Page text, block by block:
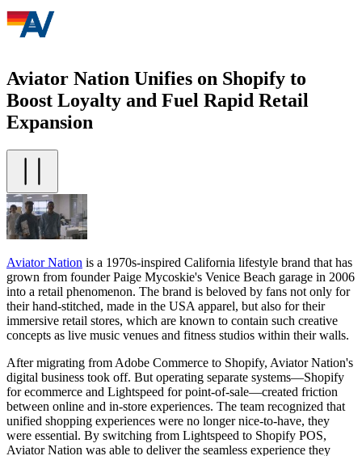
Aviator Nation Unifies on Shopify to
Boost Loyalty and Fuel Rapid Retail
Expansion
Aviator Nation is a 1970s-inspired California lifestyle brand that has
grown from founder Paige Mycoskie's Venice Beach garage in 2006
into a retail phenomenon. The brand is beloved by fans not only for
their hand-stitched, made in the USA apparel, but also for their
immersive retail stores, which are known to contain such creative
concepts as live music venues and fitness studios within their walls.
After migrating from Adobe Commerce to Shopify, Aviator Nation's
digital business took off. But operating separate systems—Shopify
for ecommerce and Lightspeed for point-of-sale—created friction
between online and in-store experiences. The team recognized that
unified shopping experiences were no longer nice-to-have, they
were essential. By switching from Lightspeed to Shopify POS,
Aviator Nation was able to deliver the seamless experience they